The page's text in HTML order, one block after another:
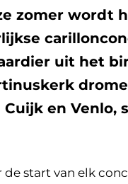
zomer wordt
uit het
Cuijk en Venlo,
de start van elk